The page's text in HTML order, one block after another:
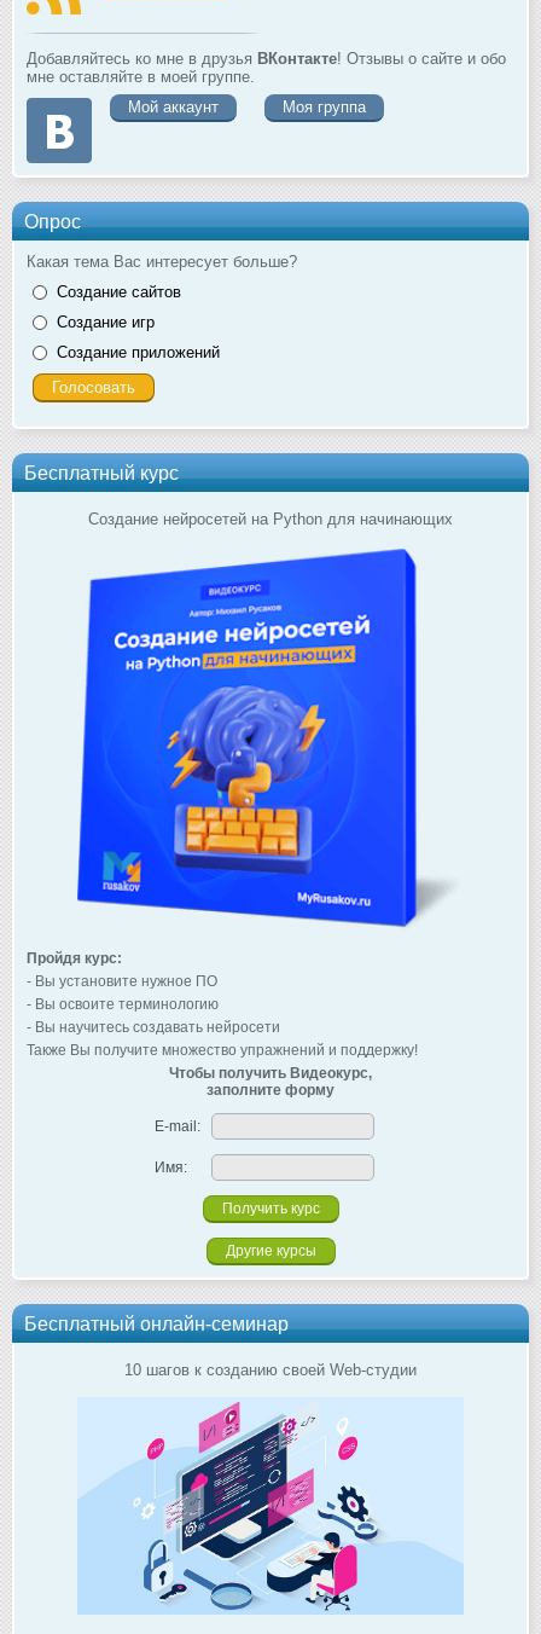
Добавляйтесь ко мне в друзья ВКонтакте! Отзывы о сайте и обо
мне оставляйте в моей группе.
Мой аккаунт
Моя группа
Опрос
Какая тема Вас интересует больше?
Создание сайтов
Создание игр
Создание приложений
Бесплатный курс
Создание нейросетей на Python для начинающих
Пройдя курс:
- Вы установите нужное ПО
- Вы освоите терминологию
- Вы научитесь создавать нейросети
Также Вы получите множество упражнений и поддержку!
Чтобы получить Видеокурс,
заполните форму
E-mail:
Имя:
Другие курсы
Бесплатный онлайн-семинар
10 шагов к созданию своей Web-студии